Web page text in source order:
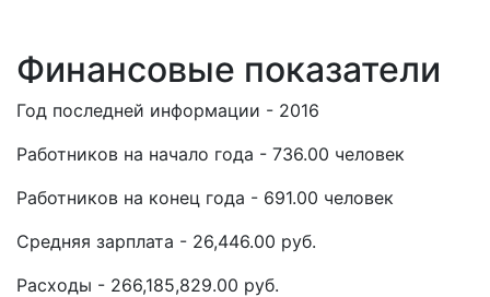
Финансовые показатели
Год последней информации - 2016
Работников на начало года - 736.00 человек
Работников на конец года - 691.00 человек
Средняя зарплата - 26,446.00 руб.
Расходы - 266,185,829.00 руб.